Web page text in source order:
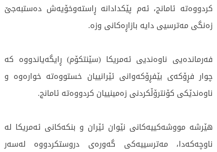
کردووەتە ئامانج، ئەم پێکدادانە ڕاستەوخۆیەش دەستبەجێ
زەنگی مەترسیی دایە بازاڕەکانی وزە.
فەرماندەیی ناوەندیی ئەمریکا (سێنتکۆم) ڕایگەیاندووە کە
چوار فڕۆکەی بێفڕۆکەوانی ئێرانییان خستووەتە خوارەوە و
ناوەندێکی کۆنترۆڵکردنی زەمینییان کردووەتە ئامانج.
هێرشە مووشەکییەکانی نێوان ئێران و بنکەکانی ئەمریکا لە
ناوچەکەدا، مەترسییەکی گەورەی دروستکردووە لەسەر